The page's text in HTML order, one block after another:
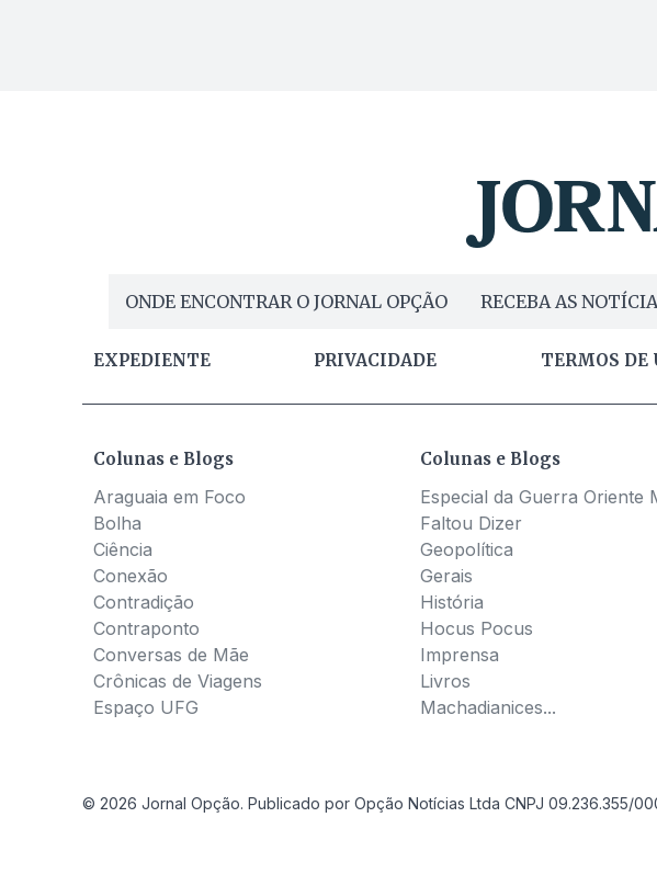
ONDE ENCONTRAR O JORNAL OPÇÃO RECEBA AS
EXPEDIENTE PRIVACIDADE TERMOS DE
Colunas e Blogs
Araguaia em Foco
Bolha
Ciência
Conexão
Contradição
Contraponto
Conversas de Mãe
Crônicas de Viagens
Espaço UFG
Colunas e Blogs
Especial da Guerra Oriente
Faltou Dizer
Geopolítica
Gerais
História
Hocus Pocus
Imprensa
Livros
Machadianices...
© 2026 Jornal Opção. Publicado por Opção Notícias Ltda CNPJ 09.236.355/